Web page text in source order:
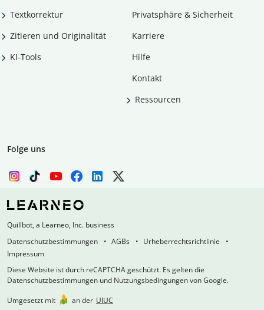
Textkorrektur
Zitieren und Originalität
KI-Tools
Privatsphäre & Sicherheit
Karriere
Hilfe
Kontakt
Ressourcen
Folge uns
Quillbot, a Learneo, Inc. business
Datenschutzbestimmungen
AGBs
Urheberrechtsrichtlinie
Impressum
Diese Website ist durch reCAPTCHA geschützt. Es gelten die
Datenschutzbestimmungen und Nutzungsbedingungen von Google.
Umgesetzt mit
an der UIUC